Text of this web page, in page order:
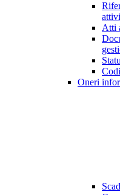
Atti
Oneri